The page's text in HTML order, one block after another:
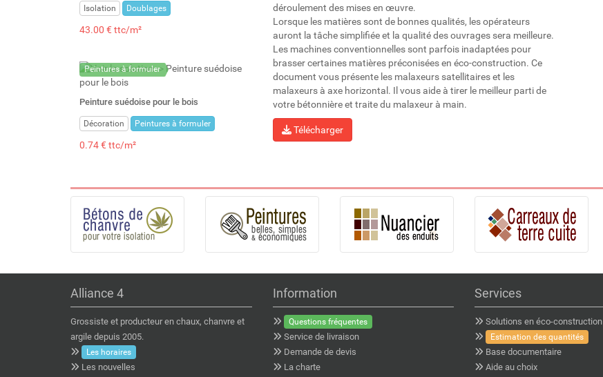
Isolation Doublages
43.00 € ttc/m²
Peintures à formuler
Peinture suédoise pour le bois
Décoration Peintures à formuler
0.74 € ttc/m²
déroulement des mises en œuvre.
Lorsque les matières sont de bonnes qualités, les opérateurs
auront la tâche simplifiée et la qualité des ouvrages sera meilleure.
Les machines conventionnelles sont parfois inadaptées pour
brasser certaines matières préconisées en éco-construction. Ce
document vous présente les malaxeurs satellitaires et les
malaxeurs à axe horizontal. Il vous aide à tirer le meilleur parti de
votre bétonnière et traite du malaxeur à main.
Télécharger
Alliance 4
Grossiste et producteur en chaux, chanvre et
argile depuis 2005.
Les horaires
Les nouvelles
Information
Questions fréquentes
Service de livraison
Demande de devis
La charte
Services
Solutions en éco-construction
Estimation des quantités
Base documentaire
Aide au choix